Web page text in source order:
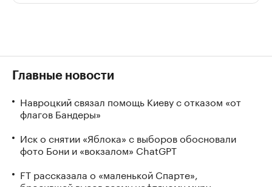
Главные новости
Навроцкий связал помощь Киеву с отказом «от
флагов Бандеры»
Иск о снятии «Яблока» с выборов обосновали
фото Бони и «вокзалом» ChatGPT
FT рассказала о «маленькой Спарте»,